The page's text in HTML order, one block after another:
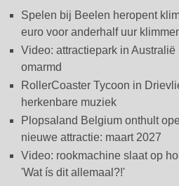
Spelen bij Beelen heropent
euro voor anderhalf uur
Video: attractiepark in
omarmd
RollerCoaster Tycoon in
herkenbare muziek
Plopsaland Belgium onthult
nieuwe attractie: maart 2027
Video: rookmachine slaat op
'Wat ís dit allemaal?!'